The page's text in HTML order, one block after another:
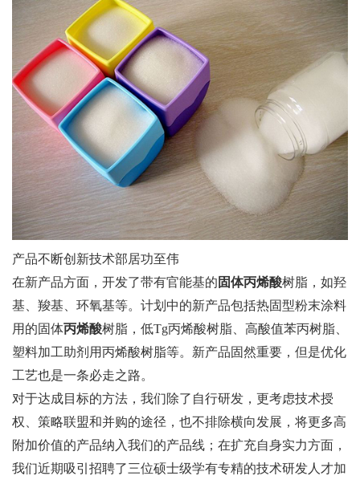
产品不断创新技术部居功至伟
在新产品方面，开发了带有官能基的 固体丙烯酸树脂，如羟
基、羧基、环氧基等。计划中的新产品包括热固型粉末涂料
用的固体丙烯酸树脂，低Tg丙烯酸树脂、高酸值苯丙树脂、
塑料加工助剂用丙烯酸树脂等。新产品固然重要，但是优化
工艺也是一条必走之路。
对于达成目标的方法，我们除了自行研发，更考虑技术授
权、策略联盟和并购的途径，也不排除横向发展，将更多高
附加价值的产品纳入我们的产品线；在扩充自身实力方面，
我们近期吸引招聘了三位硕士级学有专精的技术研发人才加